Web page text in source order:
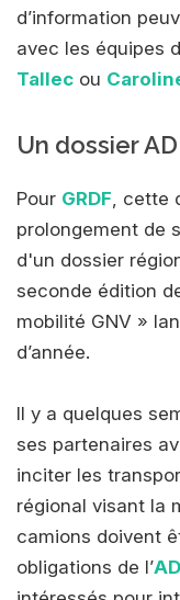
d’information
avec les équipes
Tallec ou
Un dossier
Pour GRDF, cette
prolongement de
d'un dossier
seconde édition
mobilité GNV »
d’année.
Il y a quelques
ses partenaires
inciter les
régional visant la
camions doivent
obligations de l’